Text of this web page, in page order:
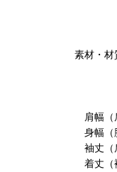
素材・材
肩幅
身幅（
袖丈
着丈